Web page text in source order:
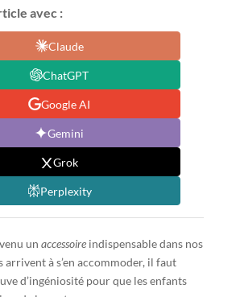
avec :
Claude
ChatGPT
Google AI
Gemini
Grok
Perplexity
un accessoireindispensable dans nos
arrivent à s’en accommoder, il faut
d’ingéniosité pour que les enfants